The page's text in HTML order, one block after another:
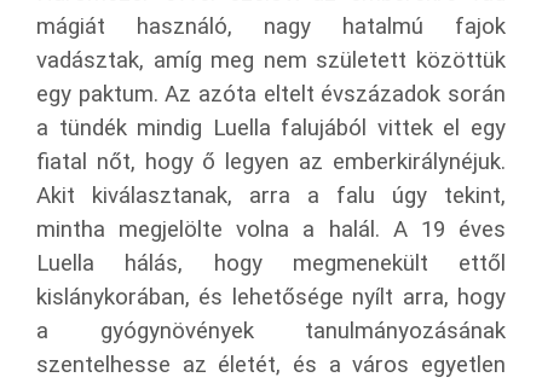
mágiát használó, nagy hatalmú fajok
vadásztak, amíg meg nem született közöttük
egy paktum. Az azóta eltelt évszázadok során
a tündék mindig Luella falujából vittek el egy
fiatal nőt, hogy ő legyen az emberkirálynéjuk.
Akit kiválasztanak, arra a falu úgy tekint,
mintha megjelölte volna a halál. A 19 éves
Luella hálás, hogy megmenekült ettől
kislánykorában, és lehetősége nyílt arra, hogy
a gyógynövények tanulmányozásának
szentelhesse az életét, és a város egyetlen